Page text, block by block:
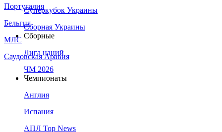
Португалия
Бельгия
МЛС
Саудовская Аравия
Суперкубок Украины
Сборная Украины
Сборные
Лига наций
ЧМ 2026
Чемпионаты
Англия
Испания
АПЛ Top News